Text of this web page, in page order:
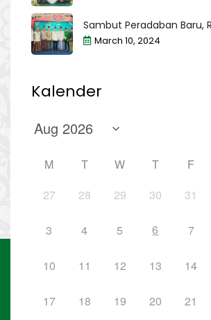
Sambut Peradaban Baru,
March 10, 2024
Kalender
M T W T F
27
28 29 30 31
3 4 5 6 7
10 11 12 13 14
17 18 19 20 21